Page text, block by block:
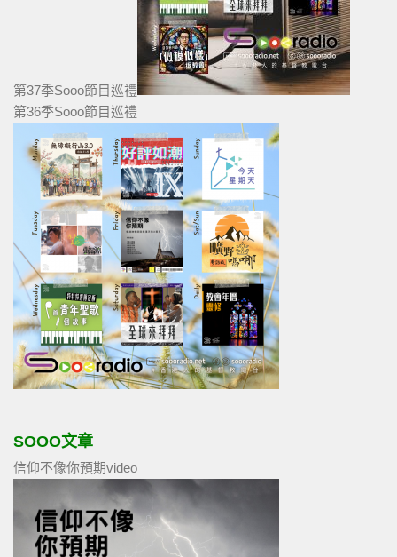
第37季Sooo節目巡禮
第36季Sooo節目巡禮
SOOO文章
信仰不像你預期video